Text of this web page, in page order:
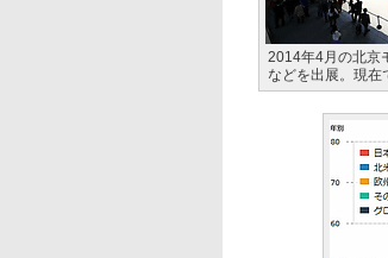
2014年4月の北京
などを出展。現在